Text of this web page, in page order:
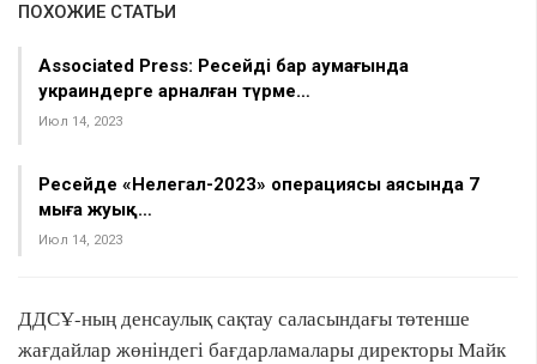
ПОХОЖИЕ СТАТЬИ
Associated Press: Ресейдің бар аумағында
украиндерге арналған түрме…
Июл 14, 2023
Ресейде «Нелегал-2023» операциясы аясында 7
мыңға жуық…
Июл 14, 2023
ДДСҰ-ның денсаулық сақтау саласындағы төтенше
жағдайлар жөніндегі бағдарламалары директоры Майк